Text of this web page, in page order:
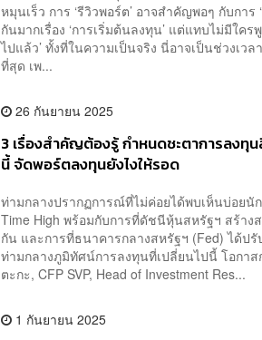
หมุนเร็ว การ ‘รีวิวพอร์ต’ อาจสำคัญพอๆ กับกา
กันมากเรื่อง ‘การเริ่มต้นลงทุน’ แต่แทบไม่มีใค
ไปแล้ว’ ทั้งที่ในความเป็นจริง นี่อาจเป็นช่วงเ
ที่สุด เพ...
26 กันยายน 2025
3 เรื่องสำคัญต้องรู้ กำหนดชะตาการลงทุ
นี้ จัดพอร์ตลงทุนยังไงให้รอด
ท่ามกลางปรากฏการณ์ที่ไม่ค่อยได้พบเห็นบ่อยนั
Time High พร้อมกับการที่ดัชนีหุ้นสหรัฐฯ สร้า
กัน และการที่ธนาคารกลางสหรัฐฯ (Fed) ได้ป
ท่ามกลางภูมิทัศน์การลงทุนที่เปลี่ยนไปนี้ โอกา
ตะกะ, CFP SVP, Head of Investment Res...
1 กันยายน 2025